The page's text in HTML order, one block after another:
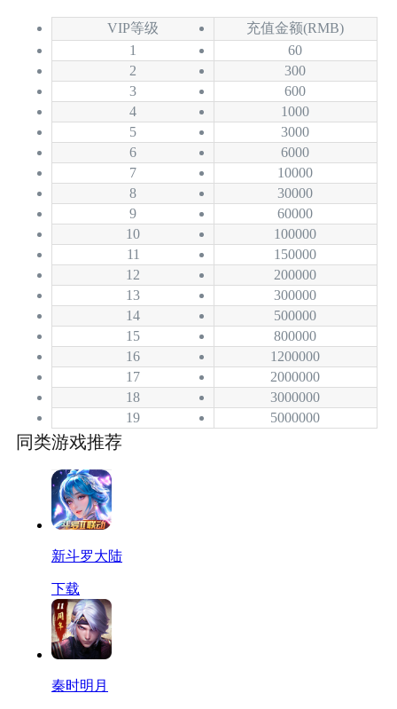
VIP等级
充值金额(RMB)
1
60
2
300
3
600
4
1000
5
3000
6
6000
7
10000
8
30000
9
60000
10
100000
11
150000
12
200000
13
300000
14
500000
15
800000
16
1200000
17
2000000
18
3000000
19
5000000
同类游戏推荐
新斗罗大陆
下载
秦时明月